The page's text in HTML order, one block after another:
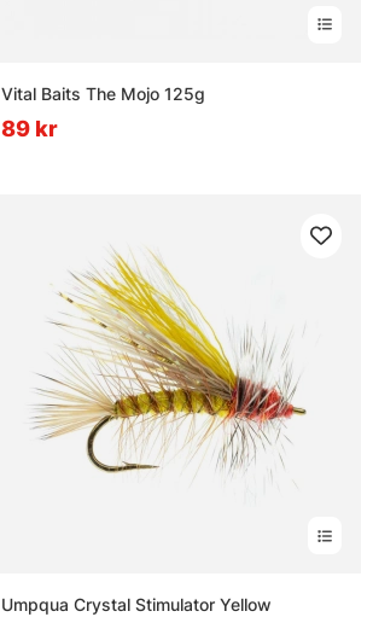
Vital Baits The Mojo 125g
89 kr
Umpqua Crystal Stimulator Yellow